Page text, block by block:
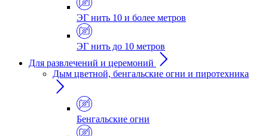
ЭГ нить 10 и более метров
ЭГ нить до 10 метров
Для развлечений и церемоний
Дым цветной, бенгальские огни и пиротехника
Бенгальские огни